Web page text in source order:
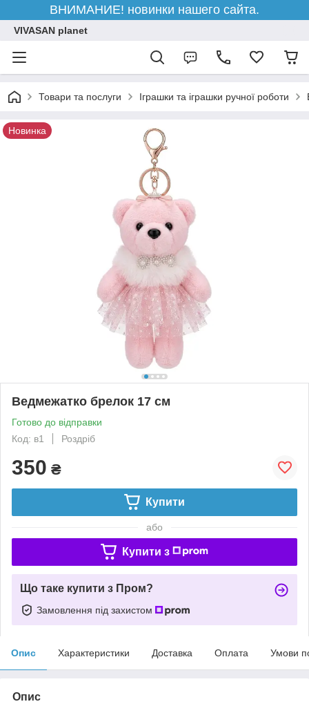
ВНИМАНИЕ! новинки нашего сайта.
VIVASAN planet
Товари та послуги Іграшки та іграшки ручної роботи
Новинка
Ведмежатко брелок 17 см
Готово до відправки
Код: в1
Роздріб
350 ₴
Купити
або
Купити з
Що таке купити з Пром?
Замовлення під захистом
Опис Характеристики Доставка Оплата Умови
Опис